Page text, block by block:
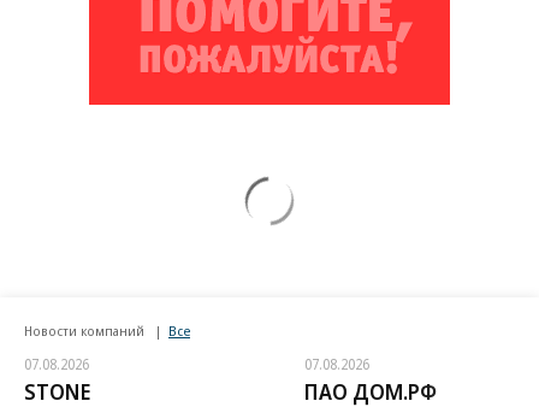
Новости компаний Все
07.08.2026
STONE
07.08.2026
ПАО ДОМ.РФ